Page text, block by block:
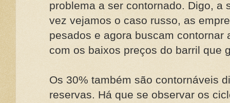
problema a ser contornado. Digo, a
vez vejamos o caso russo, as
pesados e agora buscam contornar
com os baixos preços do barril que
Os 30% também são contornáveis
reservas. Há que se observar os